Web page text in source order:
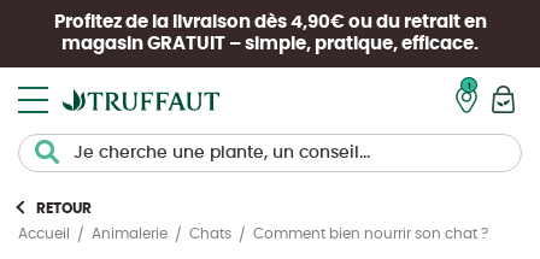
Profitez de la livraison dès 4,90€ ou du retrait en
magasin GRATUIT – simple, pratique, efficace.
RETOUR
Accueil
Animalerie Chats Comment bien nourrir son chat ?